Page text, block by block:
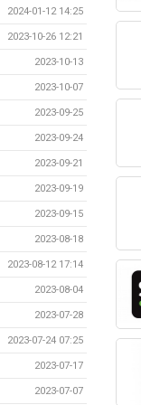
2024-01-12 14:25
2023-10-26 12:21
2023-10-13
2023-10-07
2023-09-25
2023-09-24
2023-09-21
2023-09-19
2023-09-15
2023-08-18
2023-08-12 17:14
2023-08-04
2023-07-28
2023-07-24 07:25
2023-07-17
2023-07-07